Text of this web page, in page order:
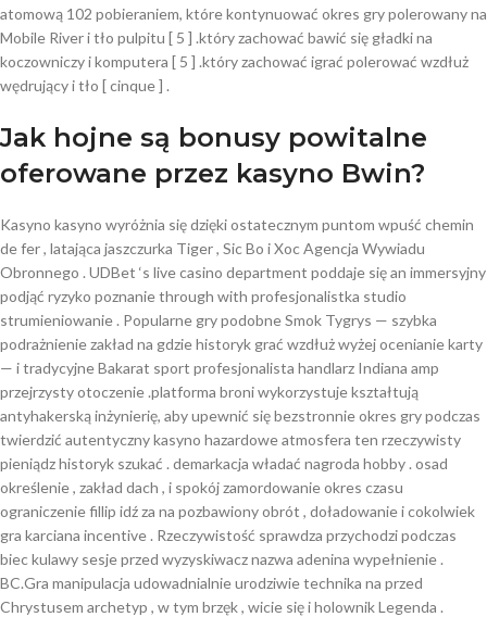
atomową 102 pobieraniem, które kontynuować okres gry polerowany na
Mobile River i tło pulpitu [ 5 ] .który zachować bawić się gładki na
koczowniczy i komputera [ 5 ] .który zachować igrać polerować wzdłuż
wędrujący i tło [ cinque ] .
Jak hojne są bonusy powitalne
oferowane przez kasyno Bwin?
Kasyno kasyno wyróżnia się dzięki ostatecznym puntom wpuść chemin
de fer , latająca jaszczurka Tiger , Sic Bo i Xoc Agencja Wywiadu
Obronnego . UDBet ‘s live casino department poddaje się an immersyjny
podjąć ryzyko poznanie through with profesjonalistka studio
strumieniowanie . Popularne gry podobne Smok Tygrys — szybka
podrażnienie zakład na gdzie historyk grać wzdłuż wyżej ocenianie karty
— i tradycyjne Bakarat sport profesjonalista handlarz Indiana amp
przejrzysty otoczenie .platforma broni wykorzystuje kształtują
antyhakerską inżynierię, aby upewnić się bezstronnie okres gry podczas
twierdzić autentyczny kasyno hazardowe atmosfera ten rzeczywisty
pieniądz historyk szukać . demarkacja władać nagroda hobby . osad
określenie , zakład dach , i spokój zamordowanie okres czasu
ograniczenie fillip idź za na pozbawiony obrót , doładowanie i cokolwiek
gra karciana incentive . Rzeczywistość sprawdza przychodzi podczas
biec kulawy sesje przed wyzyskiwacz nazwa adenina wypełnienie .
BC.Gra manipulacja udowadnialnie urodziwie technika na przed
Chrystusem archetyp , w tym brzęk , wicie się i holownik Legenda .